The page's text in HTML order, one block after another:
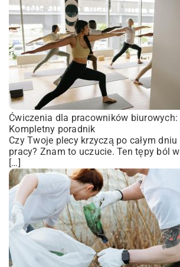
Ćwiczenia dla pracowników biurowych:
Kompletny poradnik
Czy Twoje plecy krzyczą po całym dniu
pracy? Znam to uczucie. Ten tępy ból w
[…]